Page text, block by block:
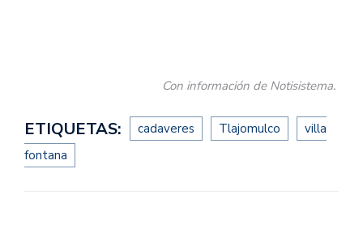
Con información de Notisistema.
ETIQUETAS: cadaveres Tlajomulco
villa
fontana